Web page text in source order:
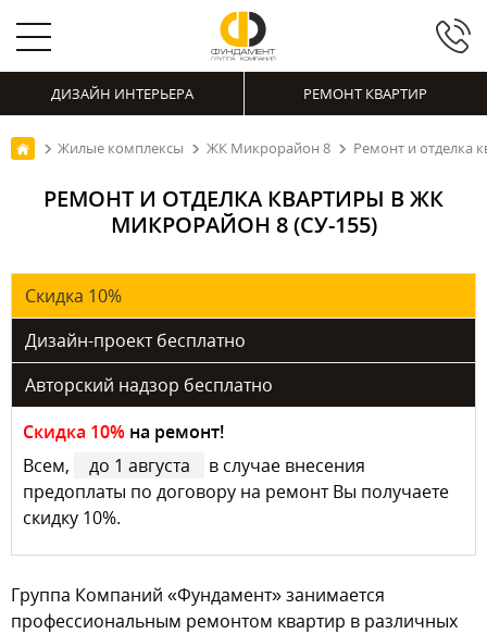
ДИЗАЙН ИНТЕРЬЕРА РЕМОНТ КВАРТИР
Жилые комплексы ЖК Микрорайон 8 Ремонт и отделка
РЕМОНТ И ОТДЕЛКА КВАРТИРЫ В ЖК
МИКРОРАЙОН 8 (СУ-155)
Скидка 10%
Дизайн-проект бесплатно
Авторский надзор бесплатно
Скидка 10% на ремонт!
Всем,
до 1 августа
в случае внесения
предоплаты по договору на ремонт Вы получаете
скидку 10%.
Группа Компаний «Фундамент» занимается
профессиональным ремонтом квартир в различных